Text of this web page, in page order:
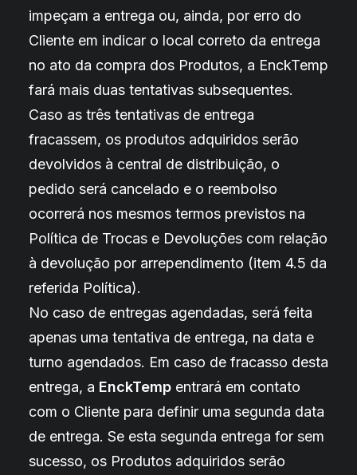
impeçam a entrega ou, ainda, por erro do
Cliente em indicar o local correto da entrega
no ato da compra dos Produtos, a EnckTemp
fará mais duas tentativas subsequentes.
Caso as três tentativas de entrega
fracassem, os produtos adquiridos serão
devolvidos à central de distribuição, o
pedido será cancelado e o reembolso
ocorrerá nos mesmos termos previstos na
Política de Trocas e Devoluções com relação
à devolução por arrependimento (item 4.5 da
referida Política).
No caso de entregas agendadas, será feita
apenas uma tentativa de entrega, na data e
turno agendados. Em caso de fracasso desta
entrega, a EnckTemp entrará em contato
com o Cliente para definir uma segunda data
de entrega. Se esta segunda entrega for sem
sucesso, os Produtos adquiridos serão